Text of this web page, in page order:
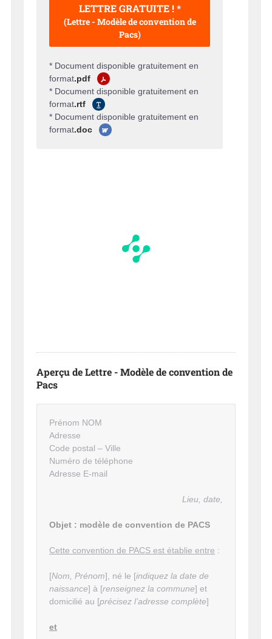
LETTRE GRATUITE ! *
(Lettre - Modèle de convention de
Pacs)
* Document disponible gratuitement en
format.pdf
* Document disponible gratuitement en
format.rtf
* Document disponible gratuitement en
format.doc
Aperçu de Lettre - Modèle de convention de
Pacs
Prénom NOM
Adresse
Code postal – Ville
Numéro de téléphone
Adresse E-mail
Lieu, date,
Objet : modèle de convention de PACS
Cette convention de PACS est établie entre :
[Nom, Prénom], né le [indiquez la date de
naissance] à [renseignez la commune] et
domicilié au [précisez l’adresse complète]
et